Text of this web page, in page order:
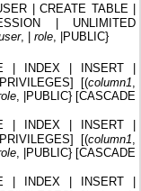
| CREATE TABLE |
| UNLIMITED
, | role, |PUBLIC}
| INDEX | INSERT |
[(column1,
, |PUBLIC} [CASCADE
| INDEX | INSERT |
[(column1,
, |PUBLIC} [CASCADE
| INDEX | INSERT |